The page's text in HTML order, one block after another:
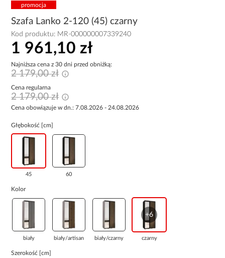
promocja
Szafa Lanko 2-120 (45) czarny
Kod produktu: MR-000000007339240
1 961,10 zł
Najniższa cena z 30 dni przed obniżką:
2 179,00 zł
Cena regularna
2 179,00 zł
Cena obowiązuje w dn.: 7.08.2026 - 24.08.2026
Głębokość [cm]
45 60
Kolor
biały biały/artisan biały/czarny
+6
czarny
Szerokość [cm]